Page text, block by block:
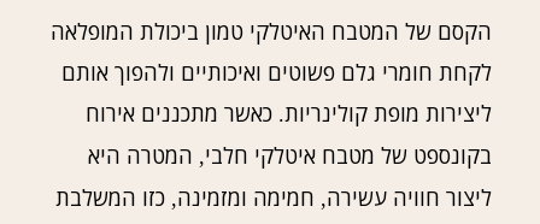
הקסם של המטבח האיטלקי טמון ביכולת המופלאה
לקחת חומרי גלם פשוטים ואיכותיים ולהפוך אותם
ליצירות מופת קולינריות. כאשר מתכננים אירוח
בקונספט של מטבח איטלקי חלבי, המטרה היא
ליצור חוויה עשירה, חמימה ומזמינה, כזו המשלבת